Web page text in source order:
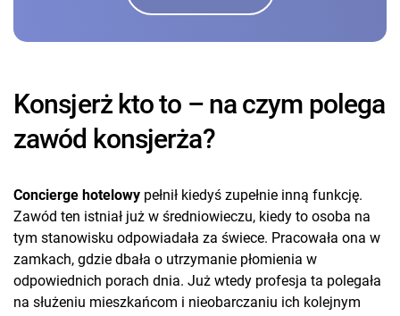
Konsjerż kto to – na czym polega
zawód konsjerża?
Concierge hotelowy pełnił kiedyś zupełnie inną funkcję.
Zawód ten istniał już w średniowieczu, kiedy to osoba na
tym stanowisku odpowiadała za świece. Pracowała ona w
zamkach, gdzie dbała o utrzymanie płomienia w
odpowiednich porach dnia. Już wtedy profesja ta polegała
na służeniu mieszkańcom i nieobarczaniu ich kolejnym